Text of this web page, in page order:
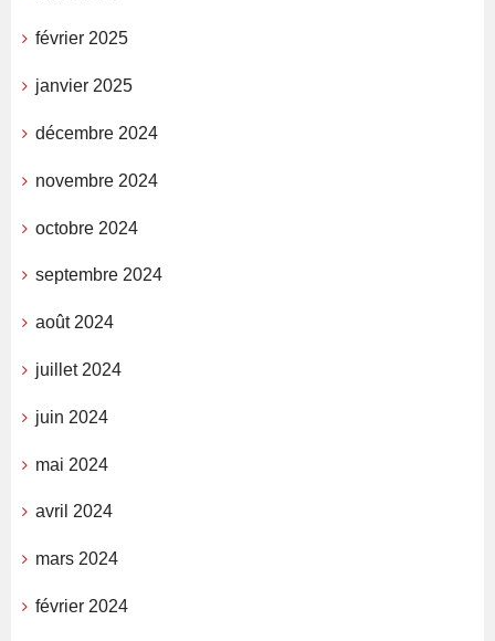
février 2025
janvier 2025
décembre 2024
novembre 2024
octobre 2024
septembre 2024
août 2024
juillet 2024
juin 2024
mai 2024
avril 2024
mars 2024
février 2024